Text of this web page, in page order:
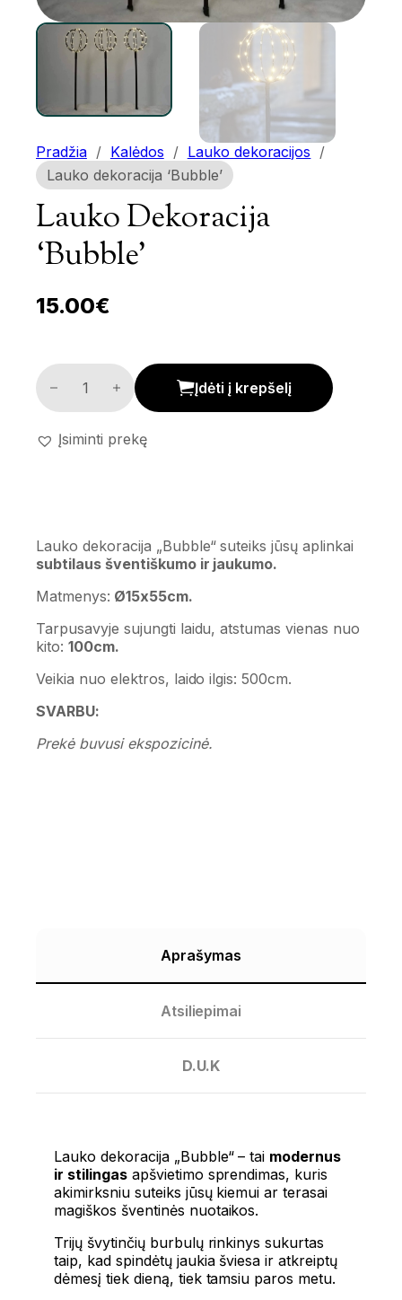
Pradžia / Kalėdos / Lauko dekoracijos /
Lauko dekoracija ‘Bubble’
Lauko Dekoracija
‘Bubble’
15.00€
Lauko dekoracija 'Bubble' kiekis
Įdėti į krepšelį
Įsiminti prekę
Lauko dekoracija „Bubble“ suteiks jūsų aplinkai
subtilaus šventiškumo ir jaukumo.
Matmenys: Ø15x55cm.
Tarpusavyje sujungti laidu, atstumas vienas nuo
kito: 100cm.
Veikia nuo elektros, laido ilgis: 500cm.
SVARBU:
Prekė buvusi ekspozicinė.
Aprašymas
Atsiliepimai
D.U.K
Lauko dekoracija „Bubble“ – tai modernus
ir stilingasapšvietimo sprendimas, kuris
akimirksniu suteiks jūsų kiemui ar terasai
magiškos šventinės nuotaikos.
Trijų švytinčių burbulų rinkinys sukurtas
taip, kad spindėtų jaukia šviesa ir atkreiptų
dėmesį tiek dieną, tiek tamsiu paros metu.